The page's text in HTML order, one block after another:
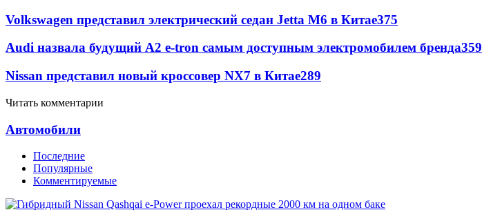
Volkswagen представил электрический седан Jetta M6 в Китае375
Audi назвала будущий A2 e-tron самым доступным электромобилем бренда359
Nissan представил новый кроссовер NX7 в Китае289
Читать комментарии
Автомобили
Последние
Популярные
Комментируемые